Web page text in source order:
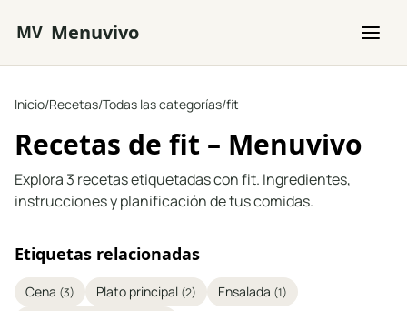
MV Menuvivo
Inicio/Recetas/Todas las categorías/fit
Recetas de fit – Menuvivo
Explora 3 recetas etiquetadas con fit. Ingredientes,
instrucciones y planificación de tus comidas.
Etiquetas relacionadas
Cena (3) Plato principal (2) Ensalada (1)